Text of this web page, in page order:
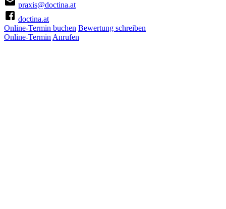
praxis@doctina.at
doctina.at
Online-Termin buchen Bewertung schreiben
Online-Termin Anrufen